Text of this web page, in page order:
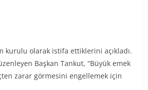
kurulu olarak istifa ettiklerini açıkladı.
Başkan Tankut, “Büyük emek
zarar görmesini engellemek için